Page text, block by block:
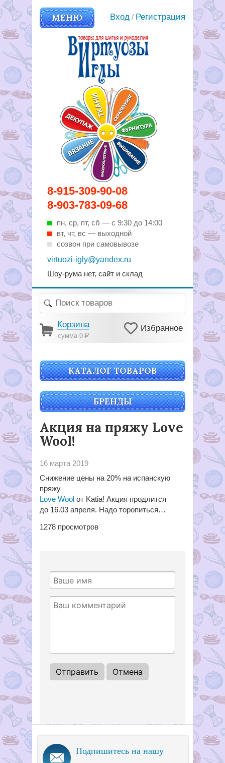
8-915-309-90-08
8-903-783-09-68
пн, ср, пт, cб — с 9:30 до 14:00
вт, чт, вс — выходной
созвон при самовывозе
virtuozi-igly@yandex.ru
Шоу-рума нет, сайт и склад
МЕНЮ
Вирутозы иглы. Товары для
шитья и рукоделья
Вход / Регистрация
Корзина
сумма 0Р
Избранное
КАТАЛОГ ТОВАРОВ
БРЕНДЫ
Акция на пряжу Love
Wool!
16 марта 2019
Снижение цены на 20% на испанскую
пряжу
Love Wool от Katia! Акция продлится
до 16.03 апреля. Надо торопиться…
1278 просмотров
Подпишитесь на нашу